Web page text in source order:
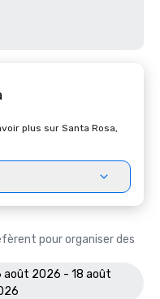
plus sur Santa Rosa,
pour organiser des
août 2026 - 18 août